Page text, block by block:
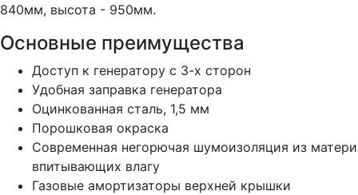
840мм, высота - 950мм.
Основные преимущества
Доступ к генератору с 3-х сторон
Удобная заправка генератора
Оцинкованная сталь, 1,5 мм
Порошковая окраска
Современная негорючая шумоизоляция из
впитывающих влагу
Газовые амортизаторы верхней крышки